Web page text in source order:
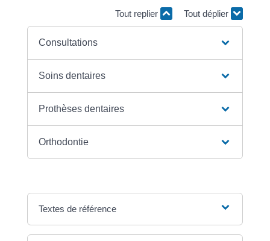
Tout replier
Tout déplier
Consultations
Soins dentaires
Prothèses dentaires
Orthodontie
Textes de référence